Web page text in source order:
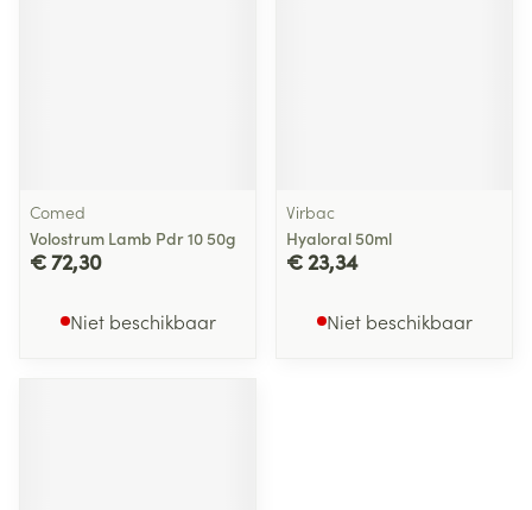
Comed
Volostrum Lamb Pdr 10 50g
€ 72,30
Niet beschikbaar
Virbac
Hyaloral 50ml
€ 23,34
Niet beschikbaar